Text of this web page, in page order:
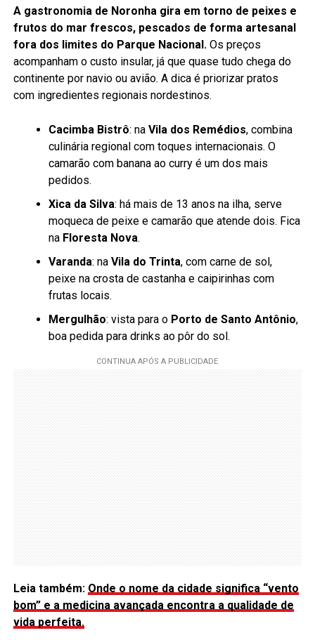
A gastronomia de Noronha gira em torno de peixes e
frutos do mar frescos, pescados de forma artesanal
fora dos limites do Parque Nacional. Os preços
acompanham o custo insular, já que quase tudo chega do
continente por navio ou avião. A dica é priorizar pratos
com ingredientes regionais nordestinos.
Cacimba Bistrô: na Vila dos Remédios, combina
culinária regional com toques internacionais. O
camarão com banana ao curry é um dos mais
pedidos.
Xica da Silva: há mais de 13 anos na ilha, serve
moqueca de peixe e camarão que atende dois. Fica
na Floresta Nova.
Varanda: na Vila do Trinta, com carne de sol,
peixe na crosta de castanha e caipirinhas com
frutas locais.
Mergulhão: vista para o Porto de Santo Antônio,
boa pedida para drinks ao pôr do sol.
Leia também: Onde o nome da cidade significa “vento
bom” e a medicina avançada encontra a qualidade de
vida perfeita.